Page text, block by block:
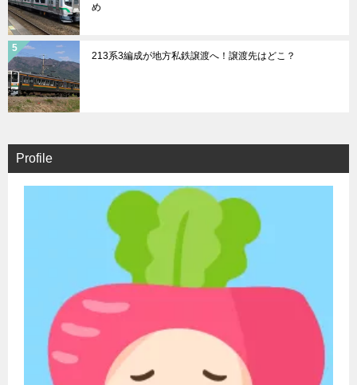
め
213系3編成が地方私鉄譲渡へ！譲渡先はどこ？
Profile